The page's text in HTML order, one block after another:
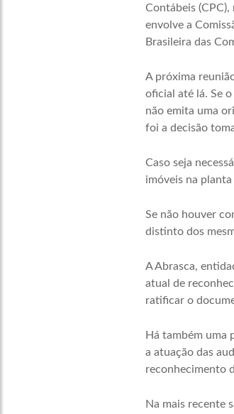
Contábeis
envolve a
Brasileira das
A próxima
oficial até lá. Se
não emita uma
foi a decisão
Caso seja
imóveis na
Se não houver
distinto dos
A Abrasca,
atual de
ratificar o
Há também uma
a atuação das
reconhecimento
Na mais recente